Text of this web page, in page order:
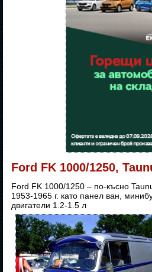
Ford FK 1000/1250,
Ford FK 1000/1250 – по-късно
1953-1965 г. като панел ван,
двигатели 1.2-1.5 л